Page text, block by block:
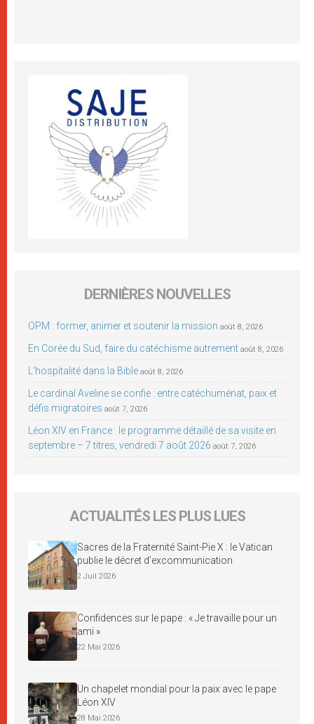
DERNIÈRES NOUVELLES
OPM : former, animer et soutenir la mission août 8, 2026
En Corée du Sud, faire du catéchisme autrement août 8, 2026
L’hospitalité dans la Bible août 8, 2026
Le cardinal Aveline se confie : entre catéchuménat, paix et
défis migratoires août 7, 2026
Léon XIV en France : le programme détaillé de sa visite en
septembre – 7 titres, vendredi 7 août 2026 août 7, 2026
ACTUALITÉS LES PLUS LUES
Sacres de la Fraternité Saint-Pie X : le Vatican
publie le décret d’excommunication
2 Juil 2026
Confidences sur le pape : « Je travaille pour un
ami »
22 Mai 2026
Un chapelet mondial pour la paix avec le pape
Léon XIV
28 Mai 2026